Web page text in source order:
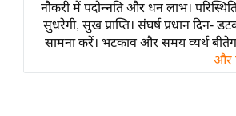
धर्मस्थल
व्रत
नौकरी में पदोन्नति और धन लाभ।
सुधरेगी, सुख प्राप्ति। संघर्ष प्रधान दिन-
सामना करें। भटकाव और समय व्यर्थ
और